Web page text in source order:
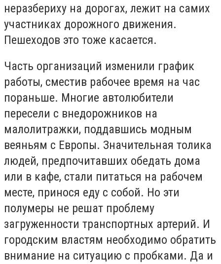
неразбериху на дорогах, лежит на самих
участниках дорожного движения.
Пешеходов это тоже касается.
Часть организаций изменили график
работы, сместив рабочее время на час
пораньше. Многие автолюбители
пересели с внедорожников на
малолитражки, поддавшись модным
веяньям с Европы. Значительная толика
людей, предпочитавших обедать дома
или в кафе, стали питаться на рабочем
месте, принося еду с собой. Но эти
полумеры не решат проблему
загруженности транспортных артерий. И
городским властям необходимо обратить
внимание на ситуацию с пробками. Да и